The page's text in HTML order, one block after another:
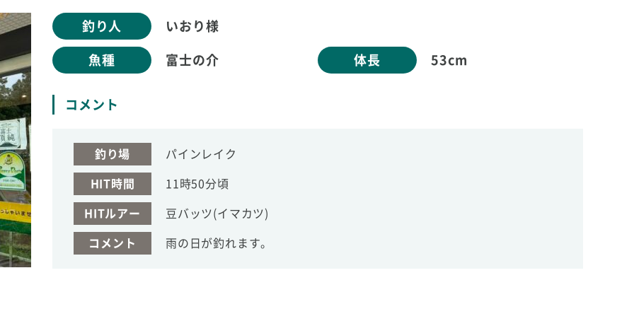
釣り人 いおり様
魚種 富士の介 体長 53cm
コメント
釣り場 パインレイク
HIT時間 11時50分頃
HITルアー 豆バッツ(イマカツ)
コメント 雨の日が釣れます。